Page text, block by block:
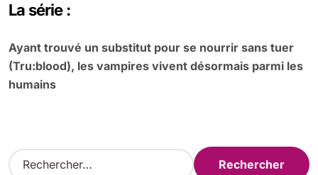
La série :
Ayant trouvé un substitut pour se nourrir sans tuer
(Tru:blood), les vampires vivent désormais parmi les
humains
R
e